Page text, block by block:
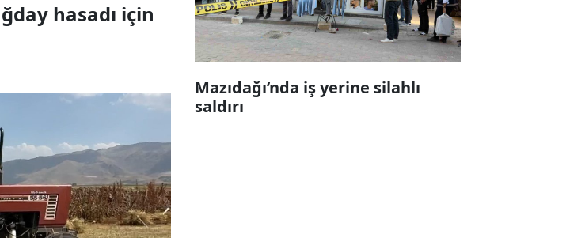
hasadı için
Mazıdağı’nda iş yerine silahlı
saldırı